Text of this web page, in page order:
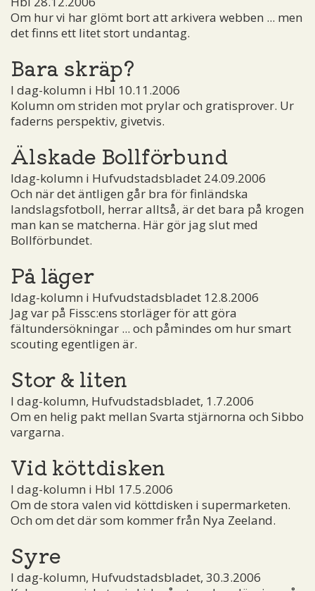
Om hur vi har glömt bort att arkivera webben ... men
det finns ett litet stort undantag.
Bara skräp?
I dag-kolumn i Hbl 10.11.2006
Kolumn om striden mot prylar och gratisprover. Ur
faderns perspektiv, givetvis.
Älskade Bollförbund
Idag-kolumn i Hufvudstadsbladet 24.09.2006
Och när det äntligen går bra för finländska
landslagsfotboll, herrar alltså, är det bara på krogen
man kan se matcherna. Här gör jag slut med
Bollförbundet.
På läger
Idag-kolumn i Hufvudstadsbladet 12.8.2006
Jag var på Fissc:ens storläger för att göra
fältundersökningar ... och påmindes om hur smart
scouting egentligen är.
Stor & liten
I dag-kolumn, Hufvudstadsbladet, 1.7.2006
Om en helig pakt mellan Svarta stjärnorna och Sibbo
vargarna.
Vid köttdisken
I dag-kolumn i Hbl 17.5.2006
Om de stora valen vid köttdisken i supermarketen.
Och om det där som kommer från Nya Zeeland.
Syre
I dag-kolumn, Hufvudstadsbladet, 30.3.2006